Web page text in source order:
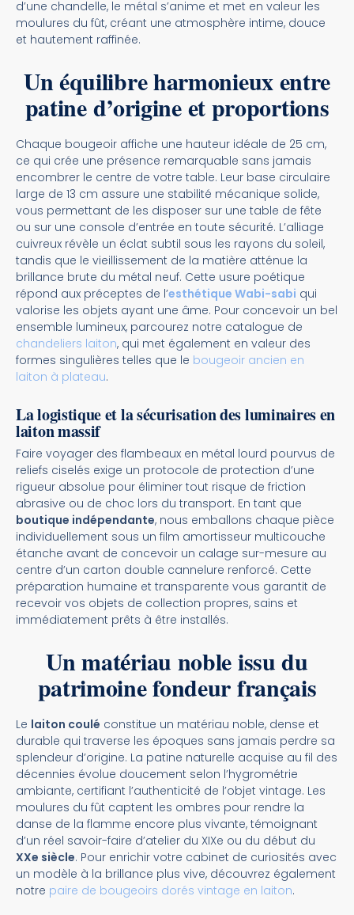
d’une chandelle, le métal s’anime et met en valeur les
moulures du fût, créant une atmosphère intime, douce
et hautement raffinée.
Un équilibre harmonieux entre
patine d’origine et proportions
Chaque bougeoir affiche une hauteur idéale de 25 cm,
ce qui crée une présence remarquable sans jamais
encombrer le centre de votre table. Leur base circulaire
large de 13 cm assure une stabilité mécanique solide,
vous permettant de les disposer sur une table de fête
ou sur une console d’entrée en toute sécurité. L’alliage
cuivreux révèle un éclat subtil sous les rayons du soleil,
tandis que le vieillissement de la matière atténue la
brillance brute du métal neuf. Cette usure poétique
répond aux préceptes de l’esthétique Wabi-sabi qui
valorise les objets ayant une âme. Pour concevoir un bel
ensemble lumineux, parcourez notre catalogue de
chandeliers laiton, qui met également en valeur des
formes singulières telles que le bougeoir ancien en
laiton à plateau.
La logistique et la sécurisation des luminaires en
laiton massif
Faire voyager des flambeaux en métal lourd pourvus de
reliefs ciselés exige un protocole de protection d’une
rigueur absolue pour éliminer tout risque de friction
abrasive ou de choc lors du transport. En tant que
boutique indépendante, nous emballons chaque pièce
individuellement sous un film amortisseur multicouche
étanche avant de concevoir un calage sur-mesure au
centre d’un carton double cannelure renforcé. Cette
préparation humaine et transparente vous garantit de
recevoir vos objets de collection propres, sains et
immédiatement prêts à être installés.
Un matériau noble issu du
patrimoine fondeur français
Le laiton coulé constitue un matériau noble, dense et
durable qui traverse les époques sans jamais perdre sa
splendeur d’origine. La patine naturelle acquise au fil des
décennies évolue doucement selon l’hygrométrie
ambiante, certifiant l’authenticité de l’objet vintage. Les
moulures du fût captent les ombres pour rendre la
danse de la flamme encore plus vivante, témoignant
d’un réel savoir-faire d’atelier du XIXe ou du début du
XXe siècle. Pour enrichir votre cabinet de curiosités avec
un modèle à la brillance plus vive, découvrez également
notre paire de bougeoirs dorés vintage en laiton.